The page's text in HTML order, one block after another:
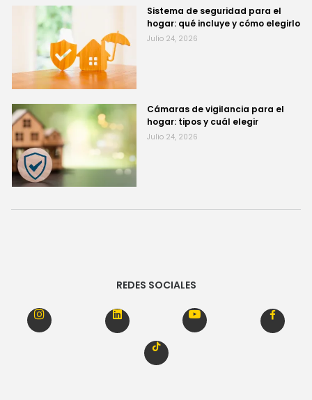
Sistema de seguridad para el
hogar: qué incluye y cómo elegirlo
Julio 24, 2026
Cámaras de vigilancia para el
hogar: tipos y cuál elegir
Julio 24, 2026
REDES SOCIALES